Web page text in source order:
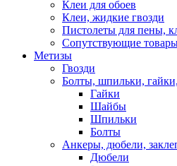
Клеи для обоев
Клеи, жидкие гвозди
Пистолеты для пены,
Сопутствующие
Метизы
Гвозди
Болты, шпильки,
Гайки
Шайбы
Шпильки
Болты
Анкеры, дюбели,
Дюбели